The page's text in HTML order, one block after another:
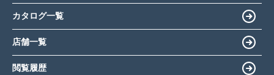
カタログ一覧
店舗一覧
閲覧履歴